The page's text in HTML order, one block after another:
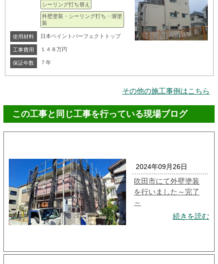
シーリング打ち替え
外壁塗装・シーリング打ち・塀塗
装
使用材料 日本ペイントパーフェクトトップ
工事費用 １４８万円
保証年数 ７年
その他の施工事例はこちら
この工事と同じ工事を行っている現場ブログ
2024年09月26日
吹田市にて外壁塗装
を行いました～完了
～
続きを読む